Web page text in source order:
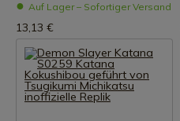
Auf Lager – Sofortiger Versand
13,13 €